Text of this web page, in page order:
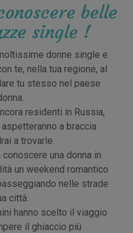
belle
single !
donne single e
te, nella tua regione, al
tu stesso nel paese
residenti in Russia,
a braccia
a trovarle.
una donna in
un weekend romantico
nelle strade
città.
hanno scelto il viaggio
il ghiaccio più